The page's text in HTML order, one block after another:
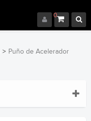
0
> Puño de Acelerador